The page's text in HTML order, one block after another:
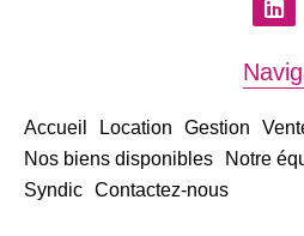
Accueil Location Gestion
Nos biens disponibles
Notre
Syndic Contactez-nous